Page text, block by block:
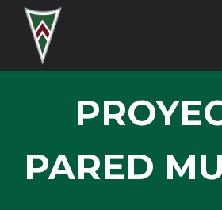
PARED